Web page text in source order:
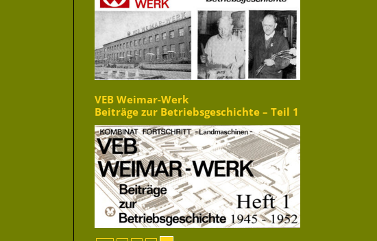
VEB Weimar-Werk
Beiträge zur Betriebsgeschichte – Teil 1